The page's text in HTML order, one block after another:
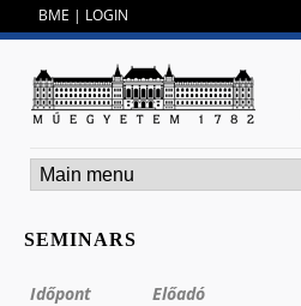
BME | LOGIN
SEMINARS
Időpont Előadó